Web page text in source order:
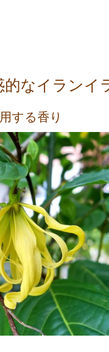
なイランイ
する香り